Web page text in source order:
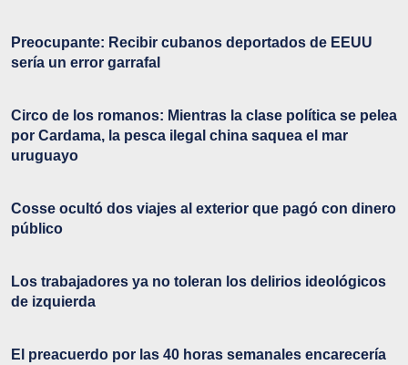
Preocupante: Recibir cubanos deportados de EEUU
sería un error garrafal
Circo de los romanos: Mientras la clase política se pelea
por Cardama, la pesca ilegal china saquea el mar
uruguayo
Cosse ocultó dos viajes al exterior que pagó con dinero
público
Los trabajadores ya no toleran los delirios ideológicos
de izquierda
El preacuerdo por las 40 horas semanales encarecería